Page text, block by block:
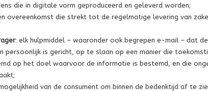
die in digitale vorm geproduceerd en geleverd worden;
overeenkomst die strekt tot de regelmatige levering van
: elk hulpmiddel – waaronder ook begrepen e-mail – dat
persoonlijk is gericht, op te slaan op een manier die
op het doel waarvoor de informatie is bestemd, en die
van de consument om binnen de bedenktijd af te